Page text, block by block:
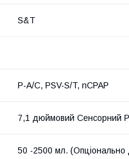
S&T
P-A/C, PSV-S/T, nCPAP
7,1 дюймовий Сенсорний
50 -2500 мл. (Опціонально